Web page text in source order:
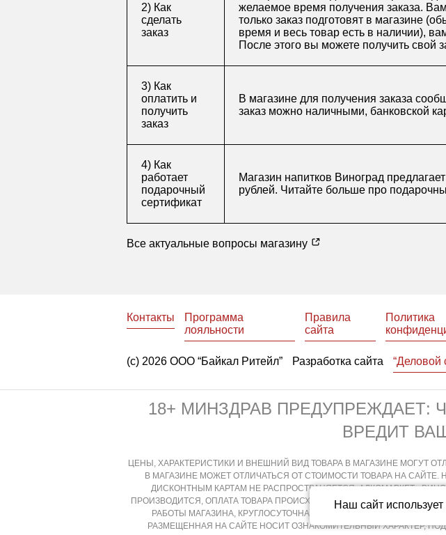
Наш сайт
2) Как
сделать
заказ
желаемое время получения заказа.
только заказ подготовят в магазине
время и весь товар есть в наличии),
После этого вы можете получить свой
3) Как
оплатить и
получить
заказ
В магазине для получения заказа
заказ можно наличными, банковской
4) Как
работает
подарочный
сертификат
Магазин напитков Виноград
рублей. Читайте больше про
Все актуальные вопросы магазину
Контакты
Программа
лояльности
Правила
сайта
Политика
(с) 2026 ООО “Байкал Ритейл” Разработка сайта “Деловой
18+ МИНЗДРАВ ПРЕДУПРЕЖДАЕТ:
ВРЕДИТ
ЦЕНЫ, ХАРАКТЕРИСТИКИ И ВНЕШНИЙ ВИД ТОВАРА В МАГАЗИНЕ МОГУТ
В МАГАЗИНЕ МОЖЕТ ОТЛИЧАТЬСЯ ОТ СТОИМОСТИ ТОВАРА НА
ДИСКОНТНЫМ КАРТАМ НЕ РАСПРОСТРАНЯЕТСЯ. АЛКОМАРКЕТ
ПРОИЗВОДИТСЯ, ОПЛАТА ТОВАРА ПРОИСХОДИТ НЕПОСРЕДСТВЕННО В
РАБОТЫ МАГАЗИНА, КРУГЛОСУТОЧНАЯ И ДИСТАНЦИОННАЯ
РАЗМЕЩЕННАЯ НА САЙТЕ НОСИТ ОЗНАКОМИТЕЛЬНЫЙ ХАРАКТЕР,